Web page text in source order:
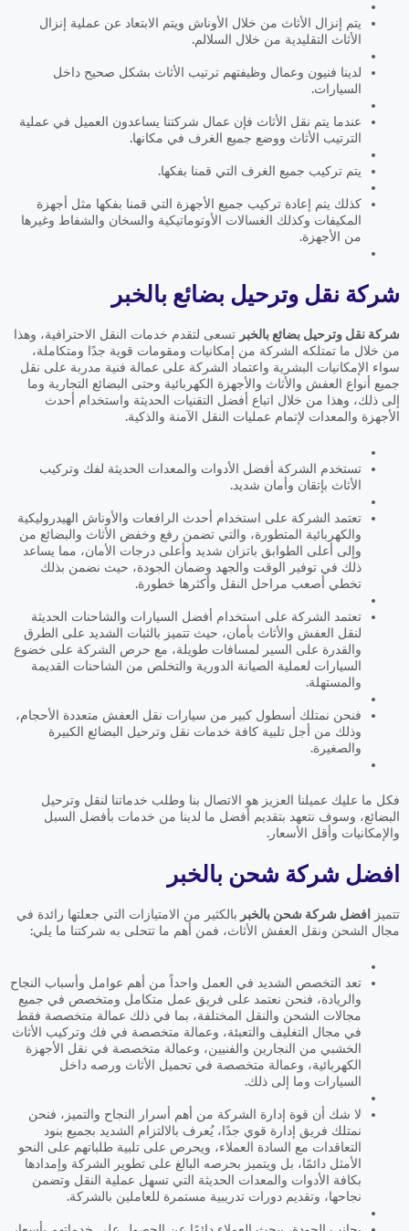
يتم إنزال الأثاث من خلال الأوناش ويتم الابتعاد عن عملية إنزال
الأثاث التقليدية من خلال السلالم.
لدينا فنيون وعمال وظيفتهم ترتيب الأثاث بشكل صحيح داخل
السيارات.
عندما يتم نقل الأثاث فإن عمال شركتنا يساعدون العميل في عملية
الترتيب الأثاث ووضع جميع الغرف في مكانها.
يتم تركيب جميع الغرف التي قمنا بفكها.
كذلك يتم إعادة تركيب جميع الأجهزة التي قمنا بفكها مثل أجهزة
المكيفات وكذلك الغسالات الأوتوماتيكية والسخان والشفاط وغيرها
من الأجهزة.
شركة نقل وترحيل بضائع بالخبر
شركة نقل وترحيل بضائع بالخبر تسعى لتقدم خدمات النقل الاحترافية، وهذا
من خلال ما تمتلكه الشركة من إمكانيات ومقومات قوية جدًا ومتكاملة،
سواء الإمكانيات البشرية واعتماد الشركة على عمالة فنية مدربة على نقل
جميع أنواع العفش والأثاث والأجهزة الكهربائية وحتى البضائع التجارية وما
إلى ذلك، وهذا من خلال اتباع أفضل التقنيات الحديثة واستخدام أحدث
الأجهزة والمعدات لإتمام عمليات النقل الآمنة والذكية.
تستخدم الشركة أفضل الأدوات والمعدات الحديثة لفك وتركيب
الأثاث بإتقان وأمان شديد.
تعتمد الشركة على استخدام أحدث الرافعات والأوناش الهيدروليكية
والكهربائية المتطورة، والتي تضمن رفع وخفض الأثاث والبضائع من
وإلى أعلى الطوابق باتزان شديد وأعلى درجات الأمان، مما يساعد
ذلك في توفير الوقت والجهد وضمان الجودة، حيث نضمن بذلك
تخطي أصعب مراحل النقل وأكثرها خطورة.
تعتمد الشركة على استخدام أفضل السيارات والشاحنات الحديثة
لنقل العفش والأثاث بأمان، حيث تتميز بالثبات الشديد على الطرق
والقدرة على السير لمسافات طويلة، مع حرص الشركة على خضوع
السيارات لعملية الصيانة الدورية والتخلص من الشاحنات القديمة
والمستهلة.
فنحن نمتلك أسطول كبير من سيارات نقل العفش متعددة الأحجام،
وذلك من أجل تلبية كافة خدمات نقل وترحيل البضائع الكبيرة
والصغيرة.
فكل ما عليك عميلنا العزيز هو الاتصال بنا وطلب خدماتنا لنقل وترحيل
البضائع، وسوف نتعهد بتقديم أفضل ما لدينا من خدمات بأفضل السبل
والإمكانيات وأقل الأسعار.
افضل شركة شحن بالخبر
تتميز افضل شركة شحن بالخبر بالكثير من الامتيازات التي جعلتها رائدة في
مجال الشحن ونقل العفش الأثاث، فمن أهم ما تتحلى به شركتنا ما يلي:
تعد التخصص الشديد في العمل واحداً من أهم عوامل وأسباب النجاح
والريادة، فنحن نعتمد على فريق عمل متكامل ومتخصص في جميع
مجالات الشحن والنقل المختلفة، بما في ذلك عمالة متخصصة فقط
في مجال التغليف والتعبئة، وعمالة متخصصة في فك وتركيب الأثاث
الخشبي من النجارين والفنيين، وعمالة متخصصة في نقل الأجهزة
الكهربائية، وعمالة متخصصة في تحميل الأثاث ورصه داخل
السيارات وما إلى ذلك.
لا شك أن قوة إدارة الشركة من أهم أسرار النجاح والتميز، فنحن
نمتلك فريق إدارة قوي جدًا، يُعرف بالالتزام الشديد بجميع بنود
التعاقدات مع السادة العملاء، ويحرص على تلبية طلباتهم على النحو
الأمثل دائمًا، بل ويتميز بحرصه البالغ على تطوير الشركة وإمدادها
بكافة الأدوات والمعدات الحديثة التي تسهل عملية النقل وتضمن
نجاحها، وتقديم دورات تدريبية مستمرة للعاملين بالشركة.